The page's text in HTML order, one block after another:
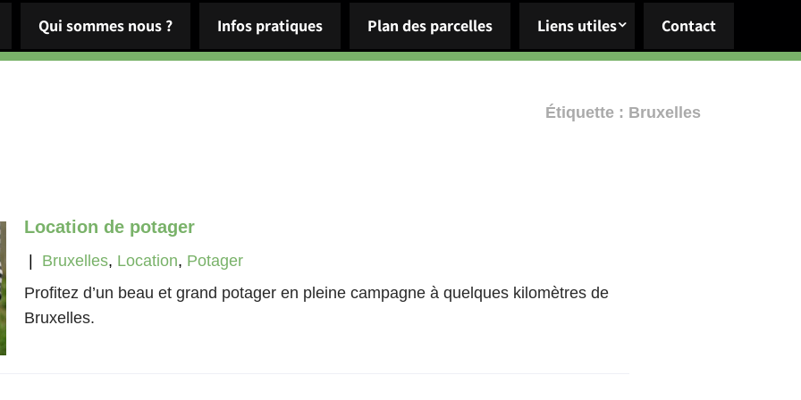
Qui sommes nous ? Infos pratiques Plan des parcelles Liens utiles Contact
Étiquette : Bruxelles
Location de potager
Bruxelles, Location, Potager
Profitez d’un beau et grand potager en pleine campagne à quelques kilomètres de
Bruxelles.